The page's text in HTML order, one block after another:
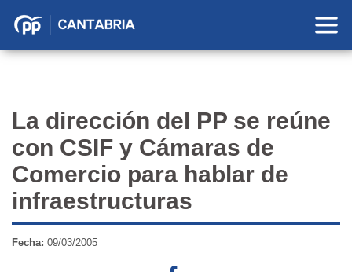
Partido
La dirección del PP se reúne
con CSIF y Cámaras de
Comercio para hablar de
infraestructuras
Fecha: 09/03/2005